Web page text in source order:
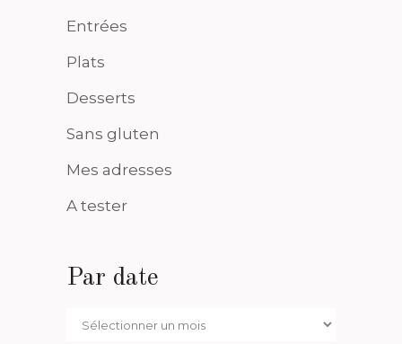
Entrées
Plats
Desserts
Sans gluten
Mes adresses
A tester
Par date
Par